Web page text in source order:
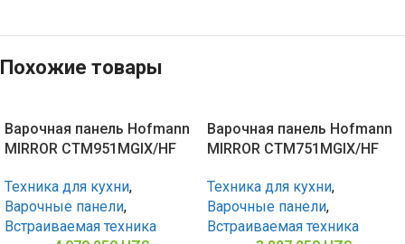
Похожие товары
Варочная панель Hofmann
MIRROR CTM951MGIX/HF
Техника для кухни,
Варочные панели,
Встраиваемая техника
Варочная панель Hofmann
MIRROR CTM751MGIX/HF
Техника для кухни,
Варочные панели,
Встраиваемая техника